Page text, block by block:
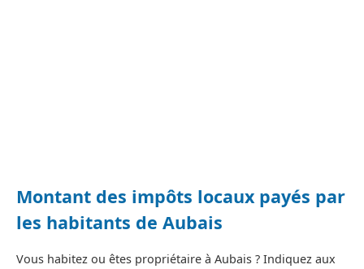
Montant des impôts locaux payés par
les habitants de Aubais
Vous habitez ou êtes propriétaire à Aubais ? Indiquez aux